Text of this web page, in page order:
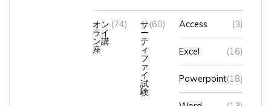
オン
ン講
座
(74) サ
テ
ィ
フ
ァ
イ
試
験
(60) Access (3)
Excel (16)
Powerpoint(18)
Word (13)